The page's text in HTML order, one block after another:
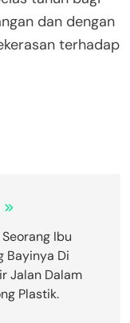
dan dengan
terhadap
Ibu
Bayinya Di
Jalan Dalam
Plastik.